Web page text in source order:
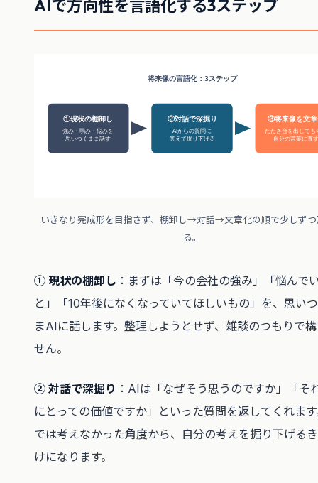
AIで方向性を言語化する3ステップ
①現状の棚卸し
強み・弱み・悩みを
思いつくまま話す
②対話で深掘り
AIからの質問に
答えて掘り下げる
③将来像を文
たたき台を出しても
自分の言葉に直す
将来像の言語化：3ステップ
いきなり完成形を目指さず、棚卸し→対話→文章化の順で少しずつ
る。
① 現状の棚卸し ：まずは「今の会社の強み」「悩んで
と」「10年後になくなっていてほしいもの」を、思い
まAIに話します。整理しようとせず、雑談のつもりで
せん。
② 対話で深掘り ：AIは「なぜそう思うのですか」「そ
にとっての価値ですか」といった質問を返してくれま
では考えなかった角度から、自分の考えを掘り下げる
けになります。